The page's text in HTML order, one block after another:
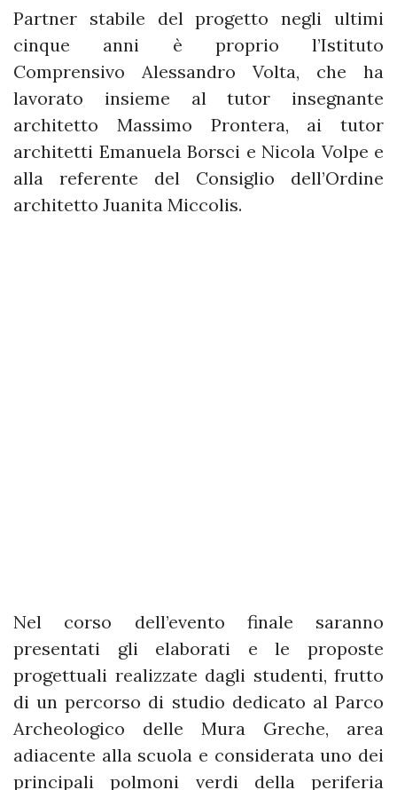
Partner stabile del progetto negli ultimi
cinque anni è proprio l’Istituto
Comprensivo Alessandro Volta, che ha
lavorato insieme al tutor insegnante
architetto Massimo Prontera, ai tutor
architetti Emanuela Borsci e Nicola Volpe e
alla referente del Consiglio dell’Ordine
architetto Juanita Miccolis.
Nel corso dell’evento finale saranno
presentati gli elaborati e le proposte
progettuali realizzate dagli studenti, frutto
di un percorso di studio dedicato al Parco
Archeologico delle Mura Greche, area
adiacente alla scuola e considerata uno dei
principali polmoni verdi della periferia